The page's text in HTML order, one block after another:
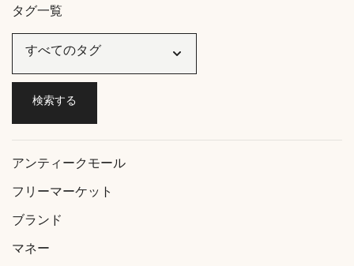
タグ一覧
アンティークモール
フリーマーケット
ブランド
マネー